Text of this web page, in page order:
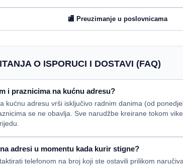
🏬 Preuzimanje u poslovnicama
O ISPORUCI I DOSTAVI (FAQ)
i praznicima na kućnu adresu?
kućnu adresu vrši isključivo radnim danima (od
se ne obavlja. Sve narudžbe kreirane tokom
adresi u momentu kada kurir stigne?
telefonom na broj koji ste ostavili prilikom